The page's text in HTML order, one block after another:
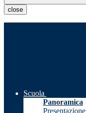
close
Scuola
Panoramica
Presentazione